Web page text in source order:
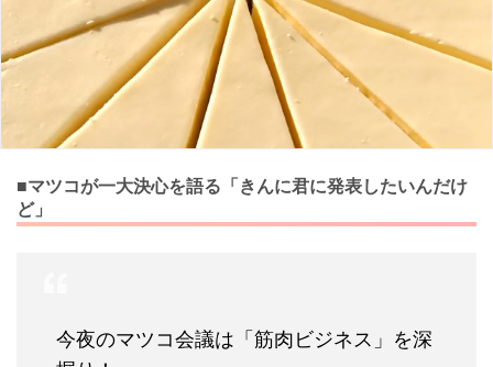
■マツコが一大決心を語る「きんに君に発表したいんだけ
ど」
今夜のマツコ会議は「筋肉ビジネス」を深